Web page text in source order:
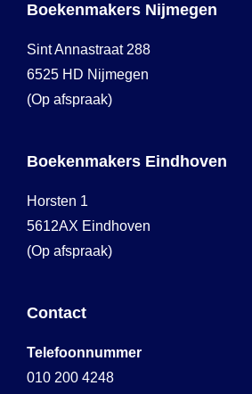
Boekenmakers Nijmegen
Sint Annastraat 288
6525 HD Nijmegen
(Op afspraak)
Boekenmakers Eindhoven
Horsten 1
5612AX Eindhoven
(Op afspraak)
Contact
Telefoonnummer
010 200 4248